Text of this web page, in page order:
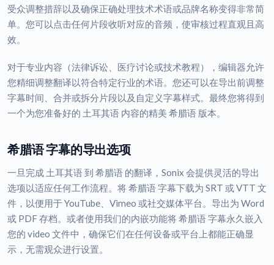
受众调整措辞以及确保正确处理技术术语或品牌名称变得非常简
单。您可以点击任何片段收听对应的音频，使审核过程直观且高
效。
对于专业内容（法律诉讼、医疗讨论或技术教程），编辑器允许
您精细调整翻译以符合特定行业的术语。您还可以在导出前调整
字幕时间、合并或拆分片段以及自定义字幕样式。最终您将得到
一个为您准备好的 土耳其语 内容的精美 希腊语 版本。
希腊语 字幕的导出选项
一旦完成 土耳其语 到 希腊语 的翻译，Sonix 会提供灵活的导出
选项以适应任何工作流程。将 希腊语 字幕下载为 SRT 或 VTT 文
件，以便用于 YouTube、Vimeo 或社交媒体平台。导出为 Word
或 PDF 存档。或者使用我们的内嵌功能将 希腊语 字幕永久嵌入
您的 video 文件中，确保它们在任何设备或平台上都能正确显
示，无需观众进行设置。